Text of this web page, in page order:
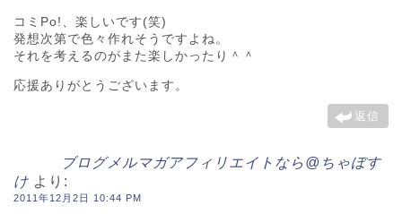
コミPo!、楽しいです(笑)
発想次第で色々作れそうですよね。
それを考えるのがまた楽しかったり＾＾
応援ありがとうございます。
返信
ブログメルマガアフィリエイトなら@ちゃぼす
け より:
2011年12月2日 10:44 PM